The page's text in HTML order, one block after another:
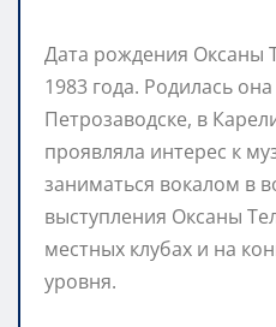
Дата рождения Оксаны
1983 года. Родилась
Петрозаводске, в
проявляла интерес к
заниматься вокалом в
выступления Оксаны
местных клубах и на
уровня.